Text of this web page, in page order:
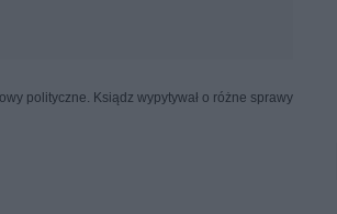
polityczne. Ksiądz wypytywał o różne sprawy